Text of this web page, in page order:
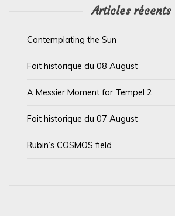
Articles récents
Contemplating the Sun
Fait historique du 08 August
A Messier Moment for Tempel 2
Fait historique du 07 August
Rubin’s COSMOS field